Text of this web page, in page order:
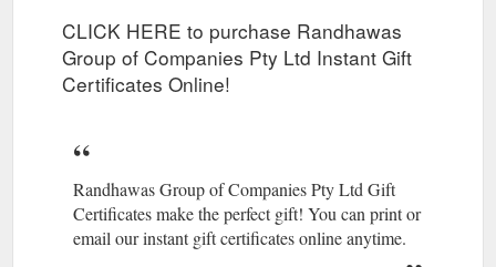
CLICK HERE to purchase Randhawas
Group of Companies Pty Ltd Instant Gift
Certificates Online!
Randhawas Group of Companies Pty Ltd Gift
Certificates make the perfect gift! You can print or
email our instant gift certificates online anytime.